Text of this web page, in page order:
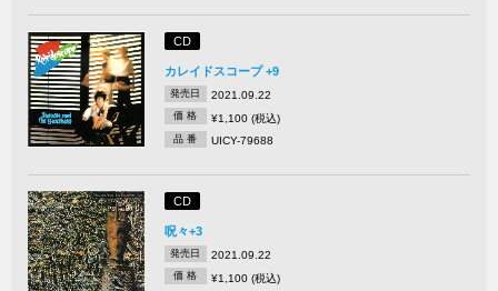
CD
カレイドスコープ +9
発売日 2021.09.22
価 格 ¥1,100 (税込)
品 番 UICY-79688
CD
呪々+3
発売日 2021.09.22
価 格 ¥1,100 (税込)